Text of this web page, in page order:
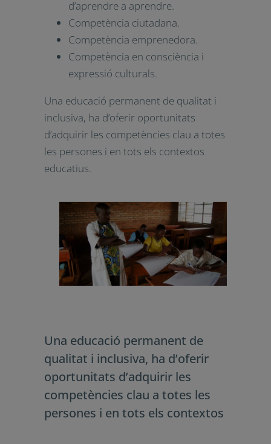
lingüística.
Competència plurilingüe.
Competència matemàtica i
competència en ciència,
tecnologia i enginyeria.
Competència personal, social i
d’aprendre a aprendre.
Competència ciutadana.
Competència emprenedora.
Competència en consciència i
Una educació permanent de qualitat i
inclusiva, ha d’oferir oportunitats
d’adquirir les competències clau a
totes les persones i en tots els
contextos educatius.
¿Quieres recibir nuestro newsletter?
Nombre y Apellidos*